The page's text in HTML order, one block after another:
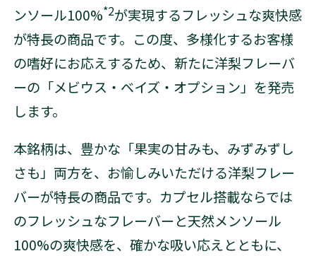
ンソール100%*2が実現するフレッシュな爽快感
が特長の商品です。この度、多様化するお客様
の嗜好にお応えするため、新たに洋梨フレーバ
ーの「メビウス・ベイズ・オプション」を発売
します。
本銘柄は、豊かな「果実の甘みも、みずみずし
さも」両方を、お愉しみいただける洋梨フレー
バーが特長の商品です。カプセル搭載ならでは
のフレッシュなフレーバーと天然メンソール
100%の爽快感を、確かな吸い応えとともに、